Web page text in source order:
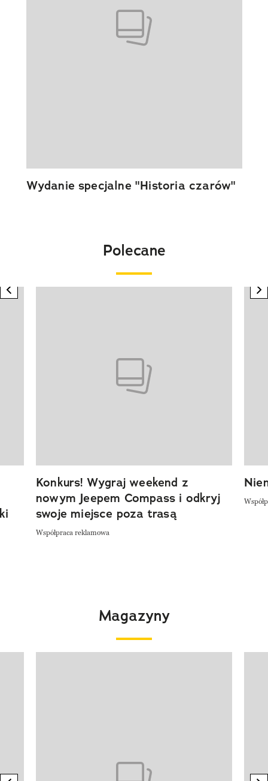
Wydanie specjalne "Historia czarów"
Polecane
previous element
Konkurs! Wygraj weekend z
nowym Jeepem Compass i odkryj
swoje miejsce poza trasą
Współpraca reklamowa
Magazyny